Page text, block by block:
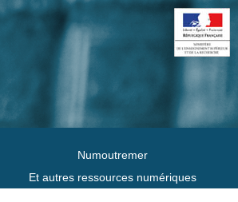
Numoutremer
Et autres ressources numériques